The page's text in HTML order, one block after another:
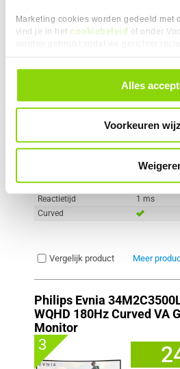
Marketing cookies worden gedeeld met
vind je in het cookiebeleid of onder
alle cookies. Je kunt je gegeven
door in de footer van onze website te
Alles
Voorkeuren
MSI
Scherm Diagonaal
24.0 inch
Refresh Rate
180 Hz
VA
HDR Type
HDR Ready
Reactietijd
1 ms
Curved
Vergelijk product Meer
Philips Evnia
WQHD 180Hz Curved VA
Monitor
3